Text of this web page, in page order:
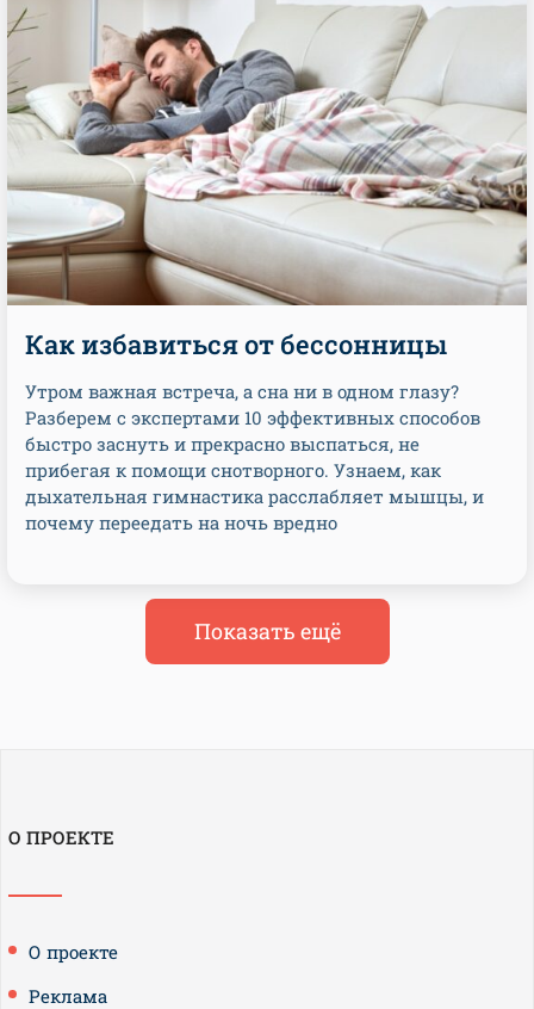
Как избавиться от бессонницы
Утром важная встреча, а сна ни в одном глазу?
Разберем с экспертами 10 эффективных способов
быстро заснуть и прекрасно выспаться, не
прибегая к помощи снотворного. Узнаем, как
дыхательная гимнастика расслабляет мышцы, и
почему переедать на ночь вредно
Показать ещё
О ПРОЕКТЕ
О проекте
Реклама